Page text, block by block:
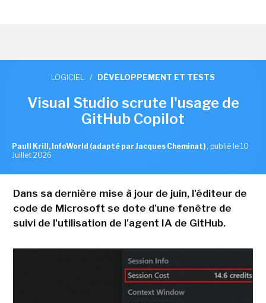
LOGICIEL / DÉVELOPPEMENT ET TESTS
Visual Studio scrute l'usage de
GitHub Copilot
Paull Krill, InfoWorld (adapté par Jacques Cheminat) , publié le 10
Juillet 2026
Dans sa dernière mise à jour de juin, l'éditeur de
code de Microsoft se dote d'une fenêtre de
suivi de l'utilisation de l'agent IA de GitHub.